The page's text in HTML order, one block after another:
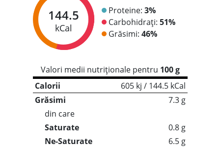
144.5
kCal
Proteine: 3%
Carbohidrați: 51%
Grăsimi: 46%
Valori medii nutriționale pentru 100 g
Calorii
605 kj / 144.5 kCal
Grăsimi
7.3 g
din care
Saturate
0.8 g
Ne-Saturate
6.5 g